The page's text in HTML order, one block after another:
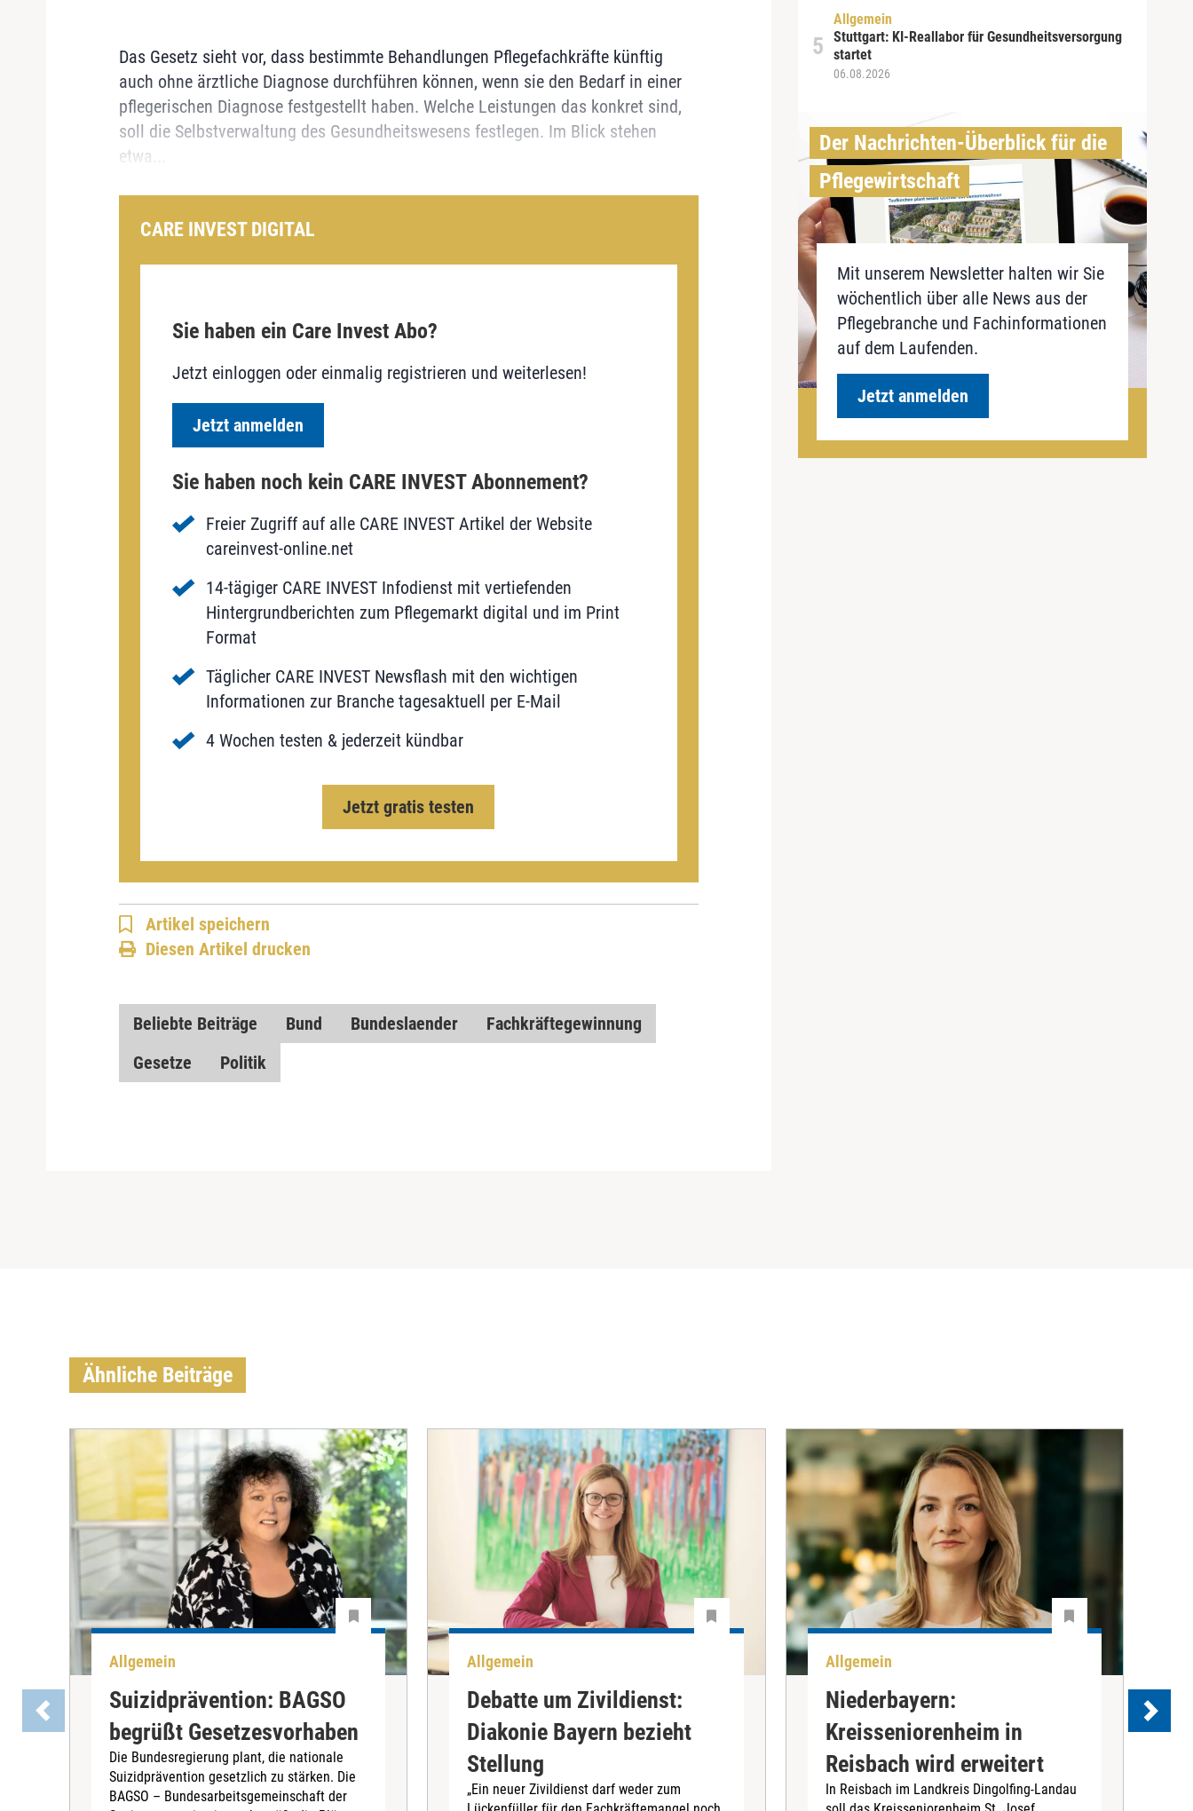
Das Gesetz sieht vor, dass bestimmte Behandlungen Pflegefachkräfte künftig
auch ohne ärztliche Diagnose durchführen können, wenn sie den Bedarf in einer
pflegerischen Diagnose festgestellt haben. Welche Leistungen das konkret sind,
soll die Selbstverwaltung des Gesundheitswesens festlegen. Im Blick stehen
etwa...
CARE INVEST DIGITAL
Sie haben ein Care Invest Abo?
Jetzt einloggen oder einmalig registrieren und weiterlesen!
Jetzt anmelden
Sie haben noch kein CARE INVEST Abonnement?
Freier Zugriff auf alle CARE INVEST Artikel der Website
careinvest-online.net
14-tägiger CARE INVEST Infodienst mit vertiefenden
Hintergrundberichten zum Pflegemarkt digital und im Print
Format
Täglicher CARE INVEST Newsflash mit den wichtigen
Informationen zur Branche tagesaktuell per E-Mail
4 Wochen testen & jederzeit kündbar
Jetzt gratis testen
Artikel speichern
Diesen Artikel drucken
Beliebte Beiträge Bund Bundeslaender
Fachkräftegewinnung
Gesetze
Politik
Allgemein
Stuttgart: KI-Reallabor für Gesundheitsversorgung
startet
06.08.2026
Der Nachrichten-Überblick für die
Pflegewirtschaft
Mit unserem Newsletter halten wir Sie
wöchentlich über alle News aus der
Pflegebranche und Fachinformationen
auf dem Laufenden.
Jetzt anmelden
Ähnliche Beiträge
Allgemein
Suizidprävention: BAGSO
begrüßt Gesetzesvorhaben
Die Bundesregierung plant, die nationale
Suizidprävention gesetzlich zu stärken. Die
BAGSO – Bundesarbeitsgemeinschaft der
Allgemein
Debatte um Zivildienst:
Diakonie Bayern bezieht
Stellung
„Ein neuer Zivildienst darf weder zum
Allgemein
Niederbayern:
Kreisseniorenheim in
Reisbach wird erweitert
In Reisbach im Landkreis Dingolfing-Landau